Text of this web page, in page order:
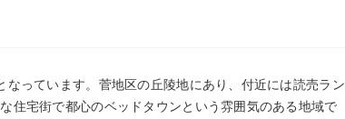
っています。菅地区の丘陵地にあり、付近には読売ラン
住宅街で都心のベッドタウンという雰囲気のある地域で